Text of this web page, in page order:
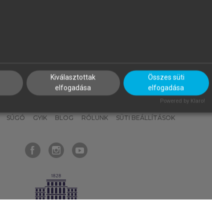
MI – ÁLTALÁNOS IRÁNYELVEK
SÚGÓ GYIK BLOG RÓLUNK SÜTI BEÁLLÍTÁSOK
Kiválasztottak
elfogadása
Összes süti
elfogadása
Powered by Klaro!